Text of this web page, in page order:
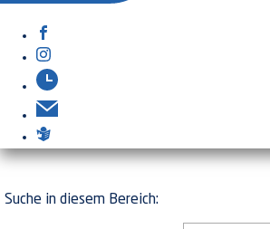
Suche in diesem Bereich: